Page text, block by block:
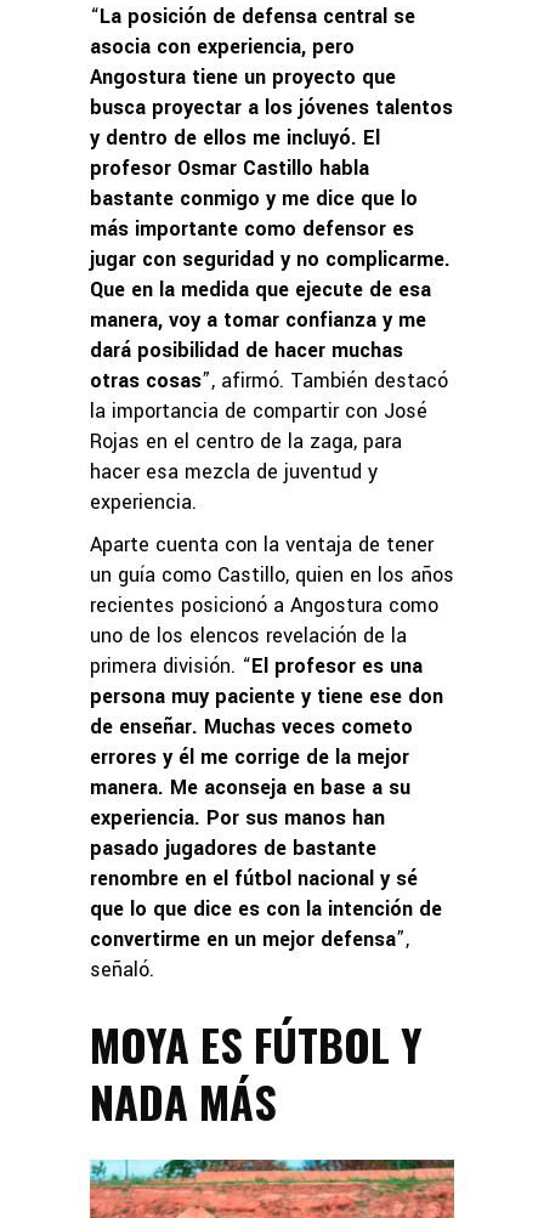
“La posición de defensa central se
asocia con experiencia, pero
Angostura tiene un proyecto que
busca proyectar a los jóvenes talentos
y dentro de ellos me incluyó. El
profesor Osmar Castillo habla
bastante conmigo y me dice que lo
más importante como defensor es
jugar con seguridad y no complicarme.
Que en la medida que ejecute de esa
manera, voy a tomar confianza y me
dará posibilidad de hacer muchas
otras cosas”, afirmó. También destacó
la importancia de compartir con José
Rojas en el centro de la zaga, para
hacer esa mezcla de juventud y
experiencia.
Aparte cuenta con la ventaja de tener
un guía como Castillo, quien en los años
recientes posicionó a Angostura como
uno de los elencos revelación de la
primera división. “El profesor es una
persona muy paciente y tiene ese don
de enseñar. Muchas veces cometo
errores y él me corrige de la mejor
manera. Me aconseja en base a su
experiencia. Por sus manos han
pasado jugadores de bastante
renombre en el fútbol nacional y sé
que lo que dice es con la intención de
convertirme en un mejor defensa”,
señaló.
MOYA ES FÚTBOL Y
NADA MÁS